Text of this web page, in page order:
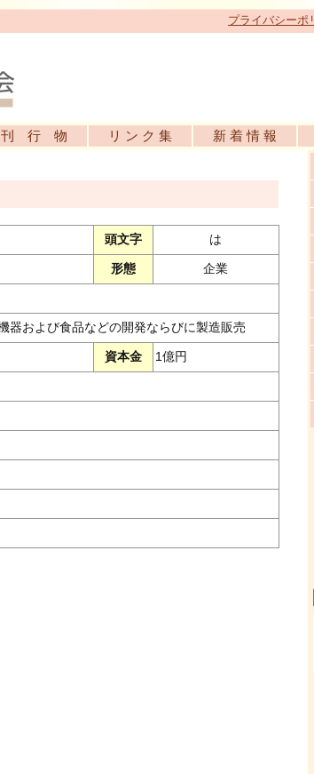
プライバシーポ
刊 行 物 リ ン ク 集 新 着 情 報
頭文字 は
形態 企業
器および食品などの開発ならびに製造販売
資本金 1億円